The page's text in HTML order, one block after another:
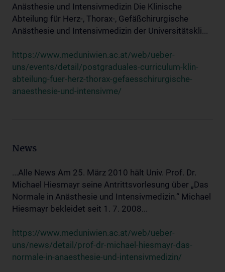
Anästhesie und Intensivmedizin Die Klinische
Abteilung für Herz-, Thorax-, Gefäßchirurgische
Anästhesie und Intensivmedizin der Universitätskli...
https://www.meduniwien.ac.at/web/ueber-
uns/events/detail/postgraduales-curriculum-klin-
abteilung-fuer-herz-thorax-gefaesschirurgische-
anaesthesie-und-intensivme/
News
...Alle News Am 25. März 2010 hält Univ. Prof. Dr.
Michael Hiesmayr seine Antrittsvorlesung über „Das
Normale in Anästhesie und Intensivmedizin.“ Michael
Hiesmayr bekleidet seit 1. 7. 2008...
https://www.meduniwien.ac.at/web/ueber-
uns/news/detail/prof-dr-michael-hiesmayr-das-
normale-in-anaesthesie-und-intensivmedizin/